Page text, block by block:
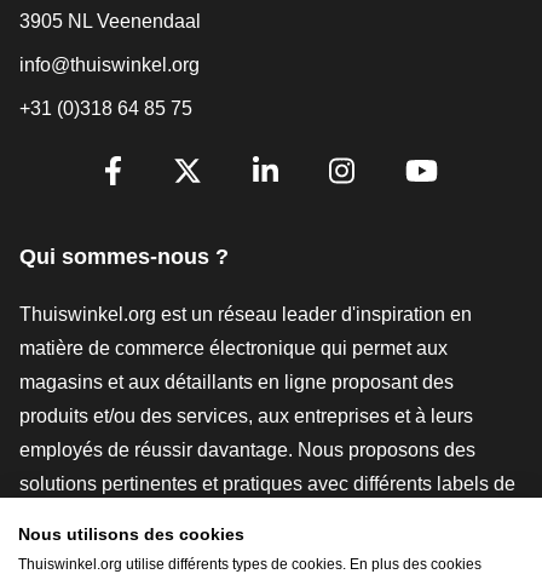
3905 NL Veenendaal
info@thuiswinkel.org
+31 (0)318 64 85 75
[_General:SocialMediaTitle]
Qui sommes-nous ?
Thuiswinkel.org est un réseau leader d'inspiration en
matière de commerce électronique qui permet aux
magasins et aux détaillants en ligne proposant des
produits et/ou des services, aux entreprises et à leurs
employés de réussir davantage. Nous proposons des
solutions pertinentes et pratiques avec différents labels de
Nous utilisons des cookies
Thuiswinkel.org utilise différents types de cookies. En plus des cookies